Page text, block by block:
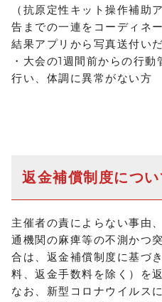
（抗原定性キット操作補助
告までの一連をコーディネ
結果アプリから写真送付いだ
・大会の1週間前からの行
行い、体調に異常がない方
返金補償制度につい
主催者の責によらない事由
通機関の麻痺等の不測かつ
合は、返金補償制度に基づ
料、返金手数料を除く）を
なお、新型コロナウイルス